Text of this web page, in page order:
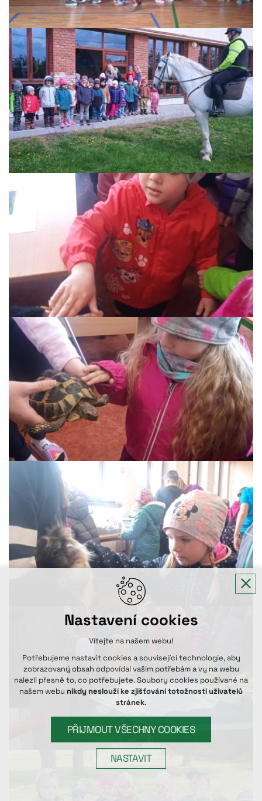
Nastavení cookies
Vítejte na našem webu!
Potřebujeme nastavit cookies a související technologie, aby
zobrazovaný obsah odpovídal vašim potřebám a vy na webu
nalezli přesně to, co potřebujete. Soubory cookies používané na
našem webu nikdy neslouží ke zjišťování totožnosti uživatelů
stránek.
PŘIJMOUT VŠECHNY COOKIES
NASTAVIT